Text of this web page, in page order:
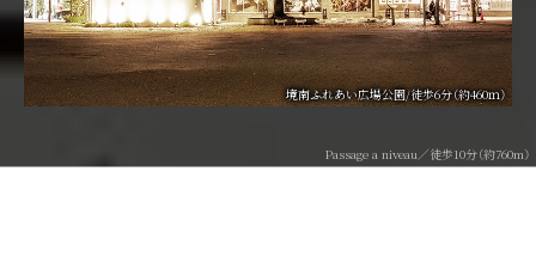
境南ふれあい広場公園/徒歩6分（約460ｍ）
Passage a niveau／徒歩10分（約760m）